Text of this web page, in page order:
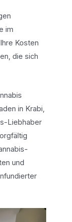
im
Kosten
die sich
in Krabi,
Liebhaber
und